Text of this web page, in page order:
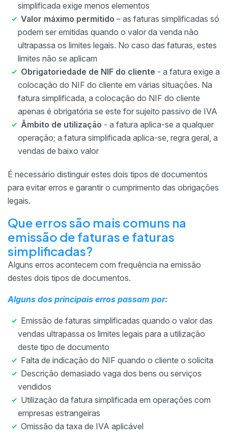
simplificada exige menos elementos
Valor máximo permitido – as faturas simplificadas só
podem ser emitidas quando o valor da venda não
ultrapassa os limites legais. No caso das faturas, estes
limites não se aplicam
Obrigatoriedade de NIF do cliente - a fatura exige a
colocação do NIF do cliente em várias situações. Na
fatura simplificada, a colocação do NIF do cliente
apenas é obrigatória se este for sujeito passivo de IVA
Âmbito de utilização - a fatura aplica-se a qualquer
operação; a fatura simplificada aplica-se, regra geral, a
vendas de baixo valor
É necessário distinguir estes dois tipos de documentos
para evitar erros e garantir o cumprimento das obrigações
legais.
Que erros são mais comuns na
emissão de faturas e faturas
simplificadas?
Alguns erros acontecem com frequência na emissão
destes dois tipos de documentos.
Alguns dos principais erros passam por:
Emissão de faturas simplificadas quando o valor das
vendas ultrapassa os limites legais para a utilização
deste tipo de documento
Falta de indicação do NIF quando o cliente o solicita
Descrição demasiado vaga dos bens ou serviços
vendidos
Utilização da fatura simplificada em operações com
empresas estrangeiras
Omissão da taxa de IVA aplicável